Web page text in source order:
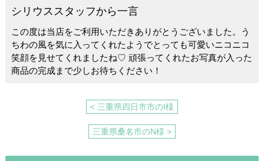
o
o
k
シリウススタッフから一言
この度は当店をご利用いただきありがとうございました。う
ちわの風を気に入ってくれたようでとっても可愛いニコニコ
笑顔を見せてくれましたね♡ 頑張ってくれたお写真が入った
商品の完成まで少しお待ちください！
< 三重県四日市市のI様
三重県桑名市のN様 >